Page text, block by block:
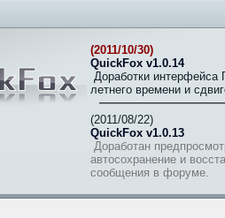
(2011/10/30)
QuickFox v1.0.14
Доработки
летнего времени и
(2011/08/22)
QuickFox v1.0.13
Доработан
автосохранение и
сообщения в форуме.